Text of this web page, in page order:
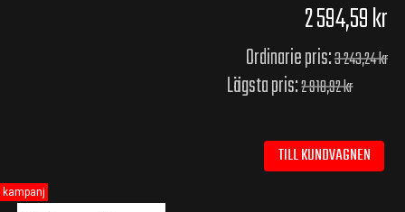
2 594,59 kr
Ordinarie pris:3 243,24 kr
Lägsta pris:2 918,92 kr
TILL KUNDVAGNEN
kampanj